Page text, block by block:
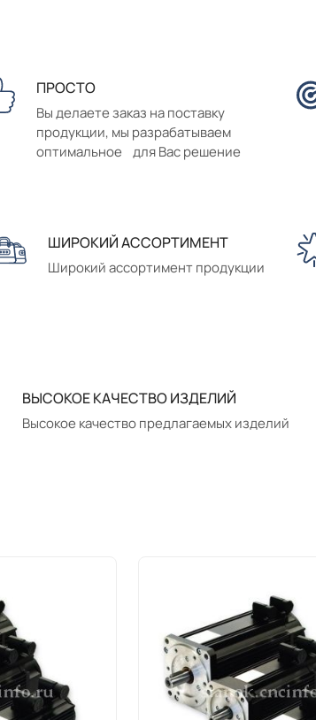
ПРОСТО
Вы делаете заказ на поставку
продукции, мы разрабатываем
оптимальное для Вас решение
ШИРОКИЙ АССОРТИМЕНТ
Широкий ассортимент продукции
ВЫСОКОЕ КАЧЕСТВО ИЗДЕЛИЙ
Высокое качество предлагаемых изделий